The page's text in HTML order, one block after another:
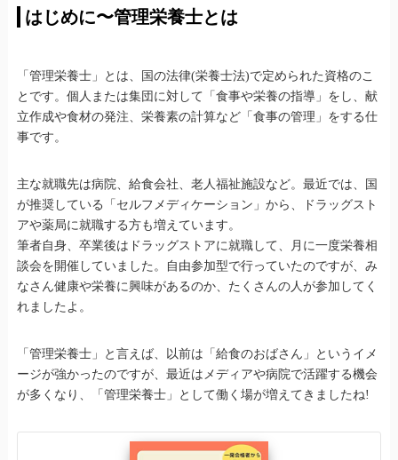
はじめに〜管理栄養士とは
「管理栄養士」とは、国の法律(栄養士法)で定められた資格のこ
とです。個人または集団に対して「食事や栄養の指導」をし、献
立作成や食材の発注、栄養素の計算など「食事の管理」をする仕
事です。
主な就職先は病院、給食会社、老人福祉施設など。最近では、国
が推奨している「セルフメディケーション」から、ドラッグスト
アや薬局に就職する方も増えています。
筆者自身、卒業後はドラッグストアに就職して、月に一度栄養相
談会を開催していました。自由参加型で行っていたのですが、み
なさん健康や栄養に興味があるのか、たくさんの人が参加してく
れましたよ。
「管理栄養士」と言えば、以前は「給食のおばさん」というイメ
ージが強かったのですが、最近はメディアや病院で活躍する機会
が多くなり、「管理栄養士」として働く場が増えてきましたね!